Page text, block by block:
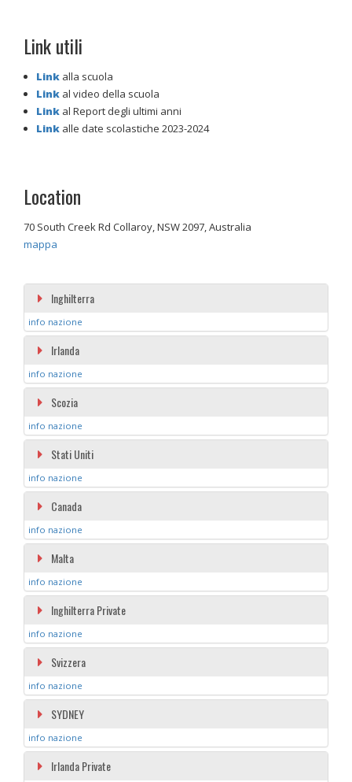
Inghilterra
info nazione
Irlanda
info nazione
Scozia
info nazione
Stati Uniti
info nazione
Canada
info nazione
Malta
info nazione
Inghilterra Private
info nazione
Svizzera
info nazione
SYDNEY
info nazione
Irlanda Private
Link utili
Linkalla scuola
Linkal video della scuola
Linkal Report degli ultimi anni
Linkalle date scolastiche 2023-2024
Location
70 South Creek Rd Collaroy, NSW 2097, Australia
mappa